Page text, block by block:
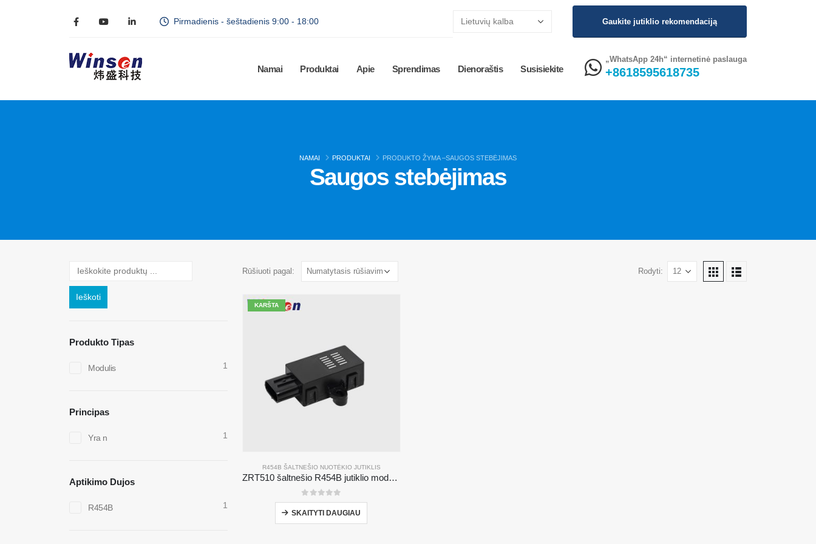
Pirmadienis - šeštadienis 9:00 - 18:00 Gaukite jutiklio rekomendaciją
Namai Produktai Apie Sprendimas Dienoraštis Susisiekite
„WhatsApp 24h“ internetinė paslauga
+8618595618735
NAMAI PRODUKTAI PRODUKTO ŽYMA –SAUGOS STEBĖJIMAS
Saugos stebėjimas
Rūšiuoti pagal: Rodyti:
KARŠTA
R454B ŠALTNEŠIO NUOTĖKIO JUTIKLIS
ZRT510 šaltnešio R454B jutiklio modulis-aukštos kokybės NDIR šaltnešio jutiklis
0iš 5
SKAITYTI DAUGIAU
Ieškoti
Produkto Tipas
Modulis 1
Principas
Yra n 1
Aptikimo Dujos
R454B 1